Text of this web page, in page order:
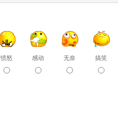
愤怒 感动 无奈 搞笑